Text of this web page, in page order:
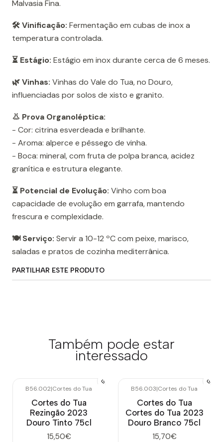
Malvasia Fina.
🛠️ Vinificação: Fermentação em cubas de inox a
temperatura controlada.
⏳ Estágio: Estágio em inox durante cerca de 6 meses.
🌿 Vinhas: Vinhas do Vale do Tua, no Douro,
influenciadas por solos de xisto e granito.
👃 Prova Organoléptica:
- Cor: citrina esverdeada e brilhante.
- Aroma: alperce e pêssego de vinha.
- Boca: mineral, com fruta de polpa branca, acidez
granítica e estrutura elegante.
⏳ Potencial de Evolução: Vinho com boa
capacidade de evolução em garrafa, mantendo
frescura e complexidade.
🍽️ Serviço: Servir a 10-12 ºC com peixe, marisco,
saladas e pratos de cozinha mediterrânica.
PARTILHAR ESTE PRODUTO
Também pode estar
interessado
B56.002|Cortes do Tua
Cortes do Tua
Rezingão 2023
Douro Tinto 75cl
15,50€
B56.003|Cortes do Tua
Cortes do Tua
Cortes do Tua 2023
Douro Branco 75cl
15,70€